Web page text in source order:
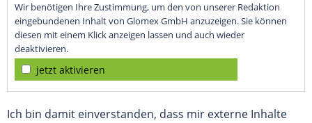
Wir benötigen Ihre Zustimmung, um den von unserer Redaktion
eingebundenen Inhalt von Glomex GmbH anzuzeigen. Sie können
diesen mit einem Klick anzeigen lassen und auch wieder
deaktivieren.
jetzt aktivieren
Ich bin damit einverstanden, dass mir externe Inhalte